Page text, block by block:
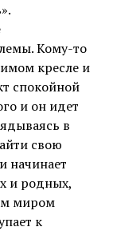
Кому-то
кресле и
спокойной
и он идет
в
свою
начинает
и родных,
миром
к